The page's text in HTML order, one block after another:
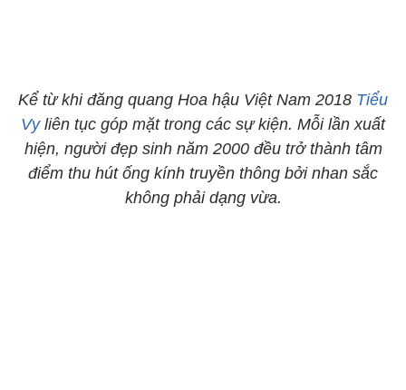
Kể từ khi đăng quang Hoa hậu Việt Nam 2018 Tiểu
Vyliên tục góp mặt trong các sự kiện. Mỗi lần xuất
hiện, người đẹp sinh năm 2000 đều trở thành tâm
điểm thu hút ống kính truyền thông bởi nhan sắc
không phải dạng vừa.